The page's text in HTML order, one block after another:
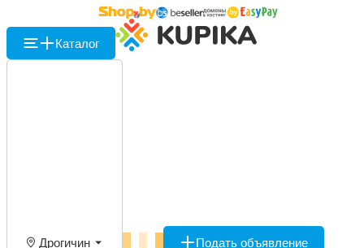
Каталог
Дрогичин Подать объявление